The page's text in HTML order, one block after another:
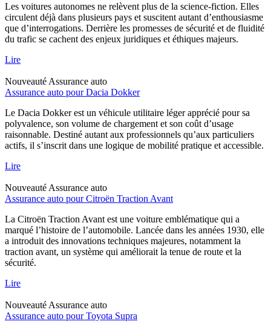
Les voitures autonomes ne relèvent plus de la science-fiction. Elles
circulent déjà dans plusieurs pays et suscitent autant d’enthousiasme
que d’interrogations. Derrière les promesses de sécurité et de fluidité
du trafic se cachent des enjeux juridiques et éthiques majeurs.
Lire
Nouveauté Assurance auto
Assurance auto pour Dacia Dokker
Le Dacia Dokker est un véhicule utilitaire léger apprécié pour sa
polyvalence, son volume de chargement et son coût d’usage
raisonnable. Destiné autant aux professionnels qu’aux particuliers
actifs, il s’inscrit dans une logique de mobilité pratique et accessible.
Lire
Nouveauté Assurance auto
Assurance auto pour Citroën Traction Avant
La Citroën Traction Avant est une voiture emblématique qui a
marqué l’histoire de l’automobile. Lancée dans les années 1930, elle
a introduit des innovations techniques majeures, notamment la
traction avant, un système qui améliorait la tenue de route et la
sécurité.
Lire
Nouveauté Assurance auto
Assurance auto pour Toyota Supra